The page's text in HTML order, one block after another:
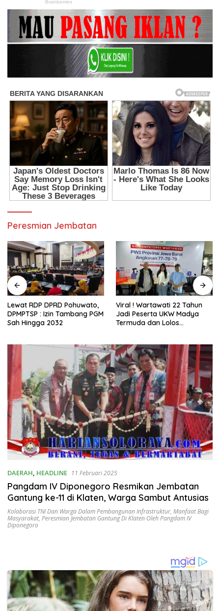
Peresmian Jembatan
PGM
Viral ! Wartawati 22 Tahun
Jadi Peserta UKW Madya
Termuda dan Lolos
Tim Investigasi
Dugaan Penimbunan
Solar Subsidi,
DAERAH, HEADLINE 11 Februari 2025
Pangdam IV Diponegoro Resmikan Jembatan
Gantung ke-11 di Klaten, Warga Sambut Antusias
Kolaborasi TNI Dan Warga Dalam Pembangunan Infrastruktur, Manfaat Bagi
Masyarakat, Peresmian Jembatan Gantung Di Klaten Oleh Pangdam IV
Diponegoro